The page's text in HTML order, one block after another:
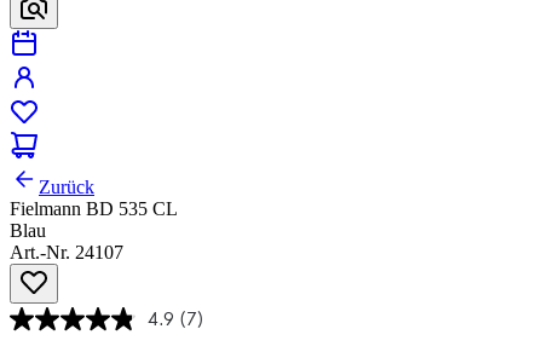
Zurück
Fielmann BD 535 CL
Blau
Art.-Nr. 24107
4.9 (7)